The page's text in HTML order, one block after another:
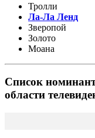
Тролли
Ла-Ла Ленд
Зверопой
Золото
Моана
Список
области